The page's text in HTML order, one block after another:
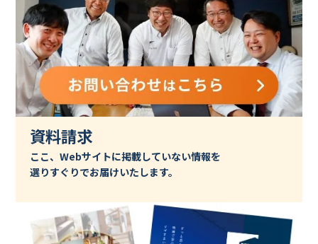
資料請求
ここ、Webサイトに掲載していない情報を
選りすぐりでお届けいたします。